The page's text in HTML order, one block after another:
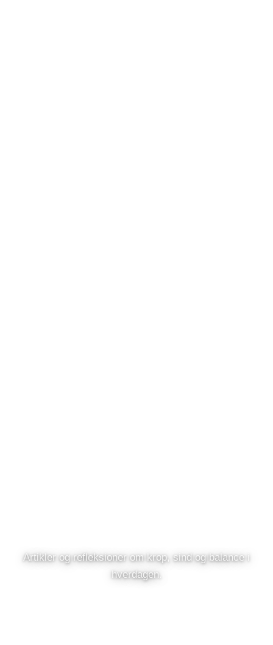
Artikler og refleksioner om krop, sind og balance i
hverdagen.